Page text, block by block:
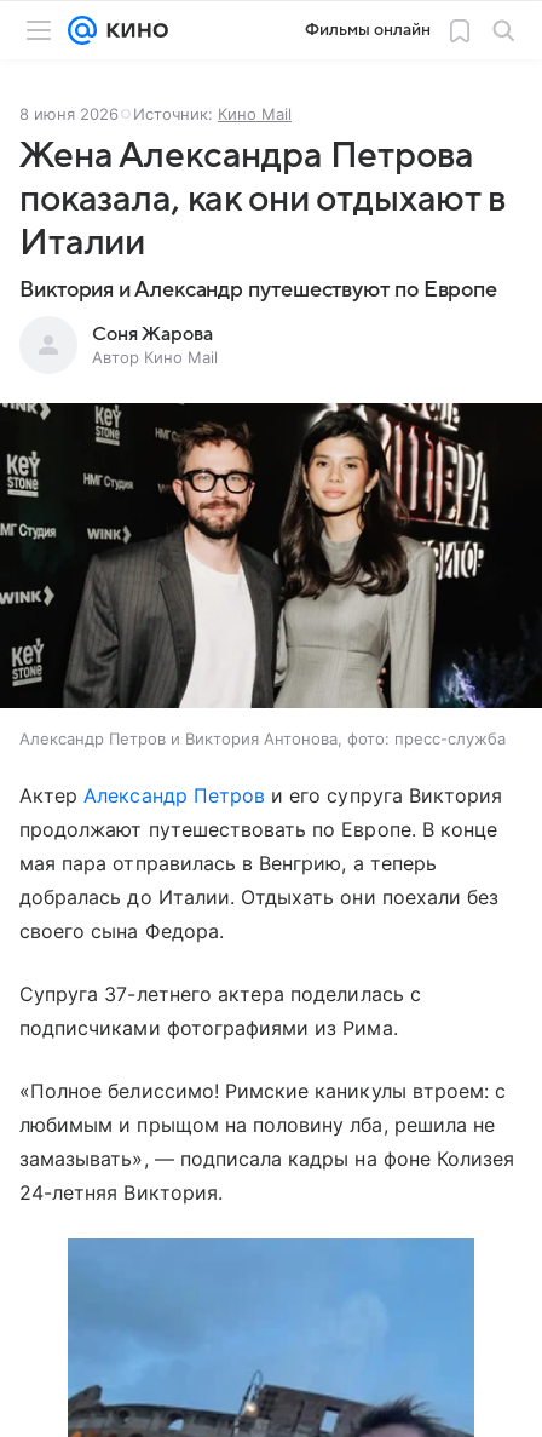
Фильмы онлайн
8 июня 2026 Источник: Кино Mail
Жена Александра Петрова
показала, как они отдыхают в
Италии
Виктория и Александр путешествуют по Европе
Соня Жарова
Автор Кино Mail
Александр Петров и Виктория Антонова, фото: пресс-служба
АктерАлександр Петров и его супруга Виктория
продолжают путешествовать по Европе. В конце
мая пара отправилась в Венгрию, а теперь
добралась до Италии. Отдыхать они поехали без
своего сына Федора.
Супруга 37-летнего актера поделилась с
подписчиками фотографиями из Рима.
«Полное белиссимо! Римские каникулы втроем: с
любимым и прыщом на половину лба, решила не
замазывать», — подписала кадры на фоне Колизея
24-летняя Виктория.